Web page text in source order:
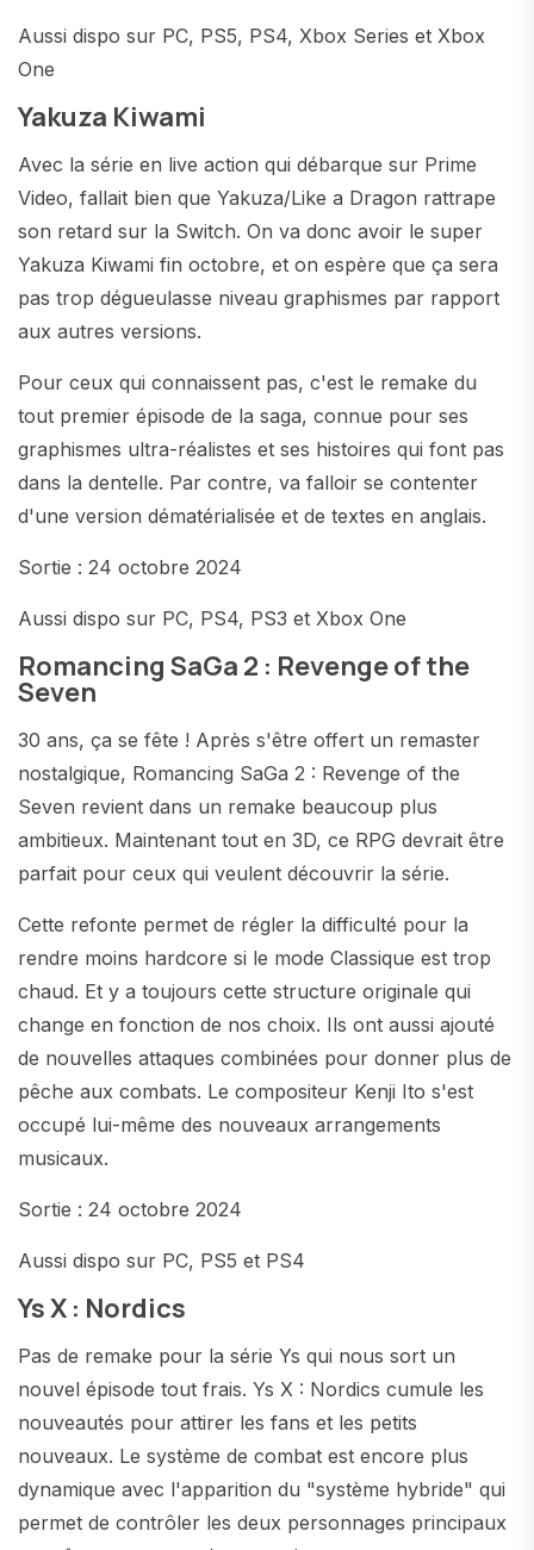
Aussi dispo sur PC, PS5, PS4, Xbox Series et Xbox
One
Yakuza Kiwami
Avec la série en live action qui débarque sur Prime
Video, fallait bien que Yakuza/Like a Dragon rattrape
son retard sur la Switch. On va donc avoir le super
Yakuza Kiwami fin octobre, et on espère que ça sera
pas trop dégueulasse niveau graphismes par rapport
aux autres versions.
Pour ceux qui connaissent pas, c'est le remake du
tout premier épisode de la saga, connue pour ses
graphismes ultra-réalistes et ses histoires qui font pas
dans la dentelle. Par contre, va falloir se contenter
d'une version dématérialisée et de textes en anglais.
Sortie : 24 octobre 2024
Aussi dispo sur PC, PS4, PS3 et Xbox One
Romancing SaGa 2 : Revenge of the
Seven
30 ans, ça se fête ! Après s'être offert un remaster
nostalgique, Romancing SaGa 2 : Revenge of the
Seven revient dans un remake beaucoup plus
ambitieux. Maintenant tout en 3D, ce RPG devrait être
parfait pour ceux qui veulent découvrir la série.
Cette refonte permet de régler la difficulté pour la
rendre moins hardcore si le mode Classique est trop
chaud. Et y a toujours cette structure originale qui
change en fonction de nos choix. Ils ont aussi ajouté
de nouvelles attaques combinées pour donner plus de
pêche aux combats. Le compositeur Kenji Ito s'est
occupé lui-même des nouveaux arrangements
musicaux.
Sortie : 24 octobre 2024
Aussi dispo sur PC, PS5 et PS4
Ys X : Nordics
Pas de remake pour la série Ys qui nous sort un
nouvel épisode tout frais. Ys X : Nordics cumule les
nouveautés pour attirer les fans et les petits
nouveaux. Le système de combat est encore plus
dynamique avec l'apparition du "système hybride" qui
permet de contrôler les deux personnages principaux